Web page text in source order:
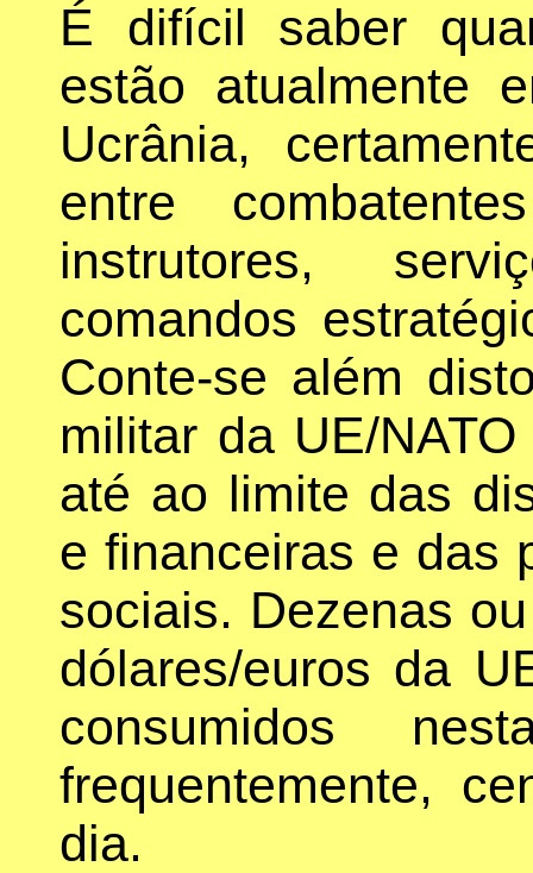
É difícil saber
estão atualmente
Ucrânia,
entre
instrutores,
comandos
Conte-se além
militar da UE/
até ao limite das
e financeiras e das
sociais. Dezenas
dólares/euros da
consumidos
frequentemente,
dia.